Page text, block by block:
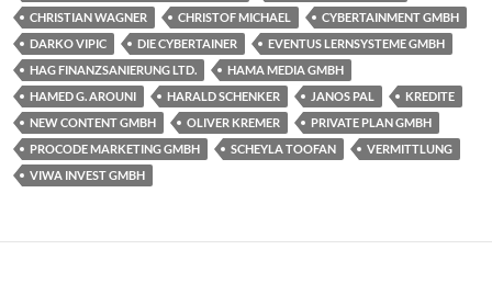
CHRISTIAN WAGNER
CHRISTOF MICHAEL
CYBERTAINMENT GMBH
DARKO VIPIC
DIE CYBERTAINER
EVENTUS LERNSYSTEME GMBH
HAG FINANZSANIERUNG LTD.
HAMA MEDIA GMBH
HAMED G. AROUNI
HARALD SCHENKER JANOS PAL
KREDITE
NEW CONTENT GMBH
OLIVER KREMER
PRIVATE PLAN GMBH
PROCODE MARKETING GMBH
SCHEYLA TOOFAN
VERMITTLUNG
VIWA INVEST GMBH